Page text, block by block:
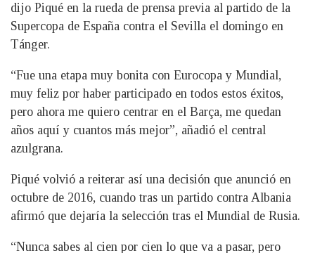
dijo Piqué en la rueda de prensa previa al partido de la
Supercopa de España contra el Sevilla el domingo en
Tánger.
“Fue una etapa muy bonita con Eurocopa y Mundial,
muy feliz por haber participado en todos estos éxitos,
pero ahora me quiero centrar en el Barça, me quedan
años aquí y cuantos más mejor”, añadió el central
azulgrana.
Piqué volvió a reiterar así una decisión que anunció en
octubre de 2016, cuando tras un partido contra Albania
afirmó que dejaría la selección tras el Mundial de Rusia.
“Nunca sabes al cien por cien lo que va a pasar, pero